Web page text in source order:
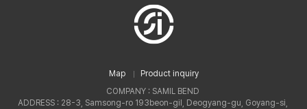
Map
Product inquiry
COMPANY : SAMIL BEND
ADDRESS : 28-3, Samsong-ro 193beon-gil, Deogyang-gu, Goyang-si,